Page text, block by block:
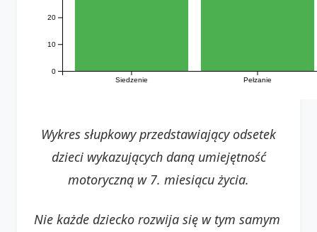
Siedzenie Pełzanie
0
10
20
Wykres słupkowy przedstawiający odsetek
dzieci wykazujących daną umiejętność
motoryczną w 7. miesiącu życia.
Nie każde dziecko rozwija się w tym samym